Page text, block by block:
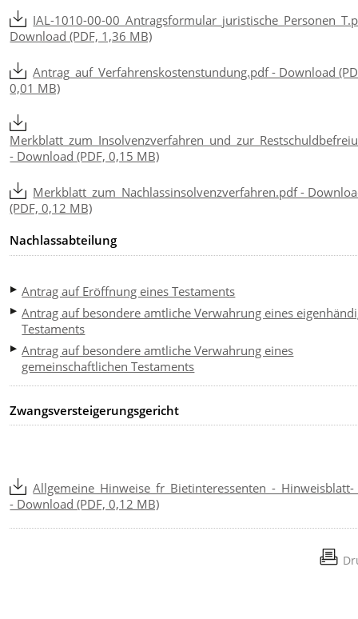
IAL-1010-00-
Download (PDF, 1,36 MB)
Antrag_auf_Verfahrenskostenstundung.pdf - Download
0,01 MB)
- Download (PDF, 0,15 MB)
Merkblatt_zum_Nachlassinsolvenzverfahren.pdf -
(PDF, 0,12 MB)
Nachlassabteilung
Antrag auf Eröffnung eines Testaments
Antrag auf besondere amtliche Verwahrung eines
Testaments
Antrag auf besondere amtliche Verwahrung eines
gemeinschaftlichen Testaments
Zwangsversteigerungsgericht
Allgemeine_Hinweise_fr_Bietinteressenten_-_Hinweisblatt-
- Download (PDF, 0,12 MB)